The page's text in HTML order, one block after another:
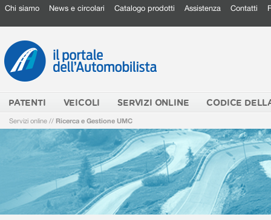
Chi siamo News e circolari Catalogo prodotti Assistenza Contatti
PATENTI VEICOLI SERVIZI ONLINE CODICE
Servizi online // Ricerca e Gestione UMC